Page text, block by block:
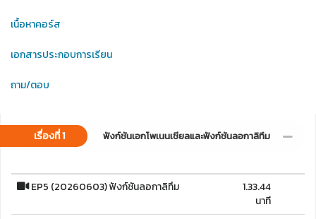
เนื้อหาคอร์ส
เอกสารประกอบการเรียน
ถาม/ตอบ
เรื่องที่ 1 ฟังก์ชันเอกโพเนนเชียลและฟังก์ชันลอกาลิทึม
EP5 (20260603) ฟังก์ชันลอกาลิทึม
1.33.44
นาที